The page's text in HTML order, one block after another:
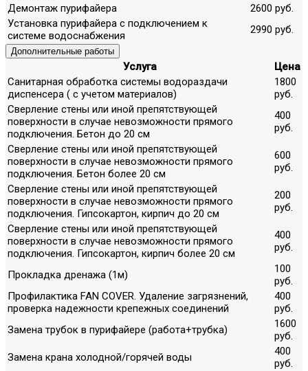
Демонтаж пурифайера
2600 руб.
Установка пурифайера с подключением к
системе водоснабжения
2990 руб.
Дополнительные работы
Услуга
Цена
Санитарная обработка системы водораздачи
диспенсера ( с учетом материалов)
1800
руб.
Сверление стены или иной препятствующей
поверхности в случае невозможности прямого
подключения. Бетон до 20 см
400
руб.
Сверление стены или иной препятствующей
поверхности в случае невозможности прямого
подключения. Бетон более 20 см
600
руб.
Сверление стены или иной препятствующей
поверхности в случае невозможности прямого
подключения. Гипсокартон, кирпич до 20 см
200
руб.
Сверление стены или иной препятствующей
поверхности в случае невозможности прямого
подключения. Гипсокартон, кирпич более 20 см
400
руб.
Прокладка дренажа (1м)
100
руб.
Профилактика FAN COVER. Удаление загрязнений,
проверка надежности крепежных соединений
400
руб.
Замена трубок в пурифайере (работа+трубка)
1600
руб.
Замена крана холодной/горячей воды
400
руб.